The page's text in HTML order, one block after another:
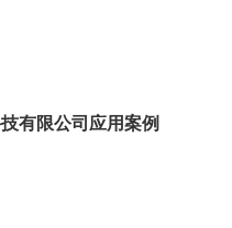
有限公司应用案例